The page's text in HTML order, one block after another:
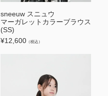
sneeuw スニュウ
マーガレットカラーブラウス
(SS)
¥12,600 （税込）